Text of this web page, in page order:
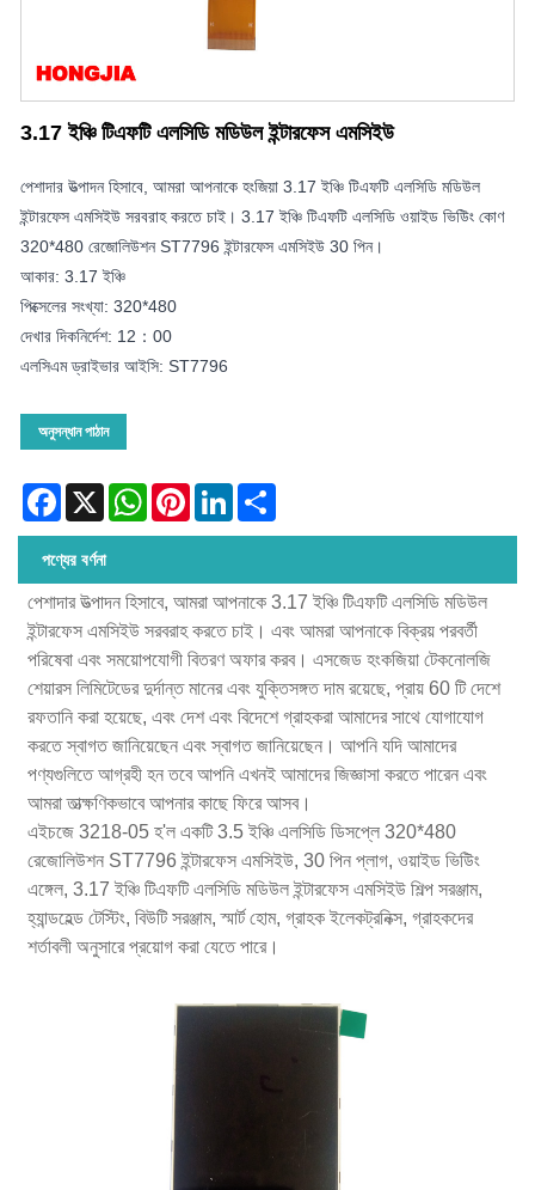
3.17 ইঞ্চি টিএফটি এলসিডি মডিউল ইন্টারফেস এমসিইউ
পেশাদার উত্পাদন হিসাবে, আমরা আপনাকে হংজিয়া 3.17 ইঞ্চি টিএফটি এলসিডি মডিউল
ইন্টারফেস এমসিইউ সরবরাহ করতে চাই। 3.17 ইঞ্চি টিএফটি এলসিডি ওয়াইড ভিউিং কোণ
320*480 রেজোলিউশন ST7796 ইন্টারফেস এমসিইউ 30 পিন।
আকার: 3.17 ইঞ্চি
পিক্সেলের সংখ্যা: 320*480
দেখার দিকনির্দেশ: 12：00
এলসিএম ড্রাইভার আইসি: ST7796
অনুসন্ধান পাঠান
Facebook
X WhatsAppPinterestLinkedIn
পণ্যের বর্ণনা
পেশাদার উত্পাদন হিসাবে, আমরা আপনাকে 3.17 ইঞ্চি টিএফটি এলসিডি মডিউল
ইন্টারফেস এমসিইউ সরবরাহ করতে চাই। এবং আমরা আপনাকে বিক্রয় পরবর্তী
পরিষেবা এবং সময়োপযোগী বিতরণ অফার করব। এসজেড হংকজিয়া টেকনোলজি
শেয়ারস লিমিটেডের দুর্দান্ত মানের এবং যুক্তিসঙ্গত দাম রয়েছে, প্রায় 60 টি দেশে
রফতানি করা হয়েছে, এবং দেশ এবং বিদেশে গ্রাহকরা আমাদের সাথে যোগাযোগ
করতে স্বাগত জানিয়েছেন এবং স্বাগত জানিয়েছেন। আপনি যদি আমাদের
পণ্যগুলিতে আগ্রহী হন তবে আপনি এখনই আমাদের জিজ্ঞাসা করতে পারেন এবং
আমরা তাত্ক্ষণিকভাবে আপনার কাছে ফিরে আসব।
এইচজে 3218-05 হ'ল একটি 3.5 ইঞ্চি এলসিডি ডিসপ্লে 320*480
রেজোলিউশন ST7796 ইন্টারফেস এমসিইউ, 30 পিন প্লাগ, ওয়াইড ভিউিং
এঙ্গেল, 3.17 ইঞ্চি টিএফটি এলসিডি মডিউল ইন্টারফেস এমসিইউ শিল্প সরঞ্জাম,
হ্যান্ডহেল্ড টেস্টিং, বিউটি সরঞ্জাম, স্মার্ট হোম, গ্রাহক ইলেকট্রনিক্স, গ্রাহকদের
শর্তাবলী অনুসারে প্রয়োগ করা যেতে পারে।